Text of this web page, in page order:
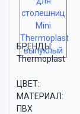
БРЕНДЫ:
Thermoplast
ЦВЕТ:
МАТЕРИАЛ:
ПВХ